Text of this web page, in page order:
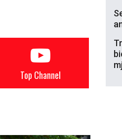
Top Channel